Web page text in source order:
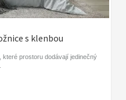
s klenbou
které prostoru dodávají jedinečný